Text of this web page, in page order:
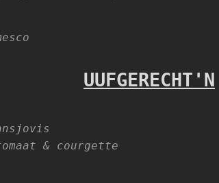
UUFGERECHT'N
& courgette